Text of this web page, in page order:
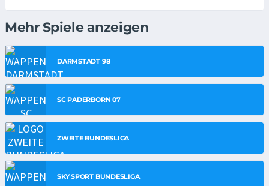
Mehr Spiele anzeigen
DARMSTADT 98
SC PADERBORN 07
ZWEITE BUNDESLIGA
SKY SPORT BUNDESLIGA